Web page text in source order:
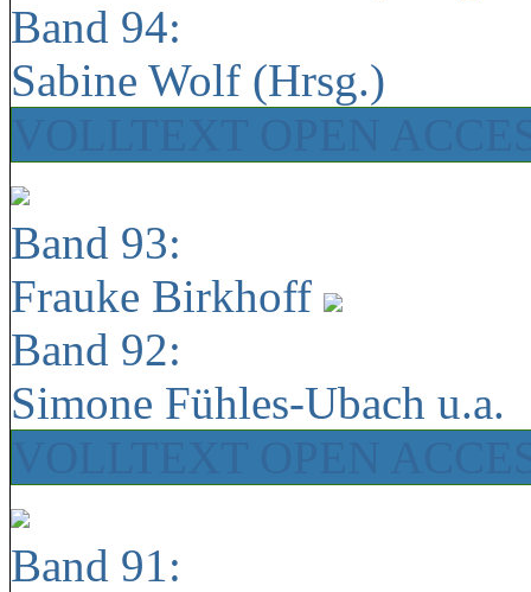
Band 94:
Sabine Wolf (Hrsg.)
Band 93:
Frauke Birkhoff
Band 92:
Simone Fühles-Ubach u.a.
Band 91: